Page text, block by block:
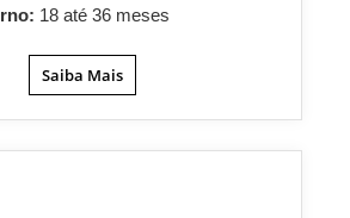
18 até 36 meses
Saiba Mais